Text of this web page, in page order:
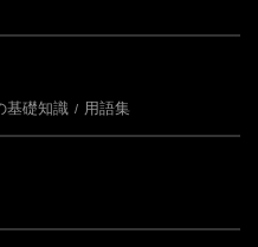
基礎知識 用語集